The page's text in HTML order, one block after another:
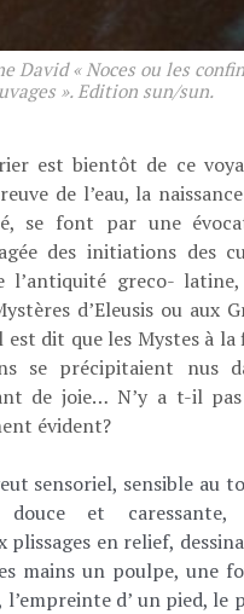
David « Noces ou les
». Edition sun/sun.
est bientôt de ce
de l’eau, la
se font par une
des initiations des
l’antiquité greco- latine,
d’Eleusis ou aux
dit que les Mystes à la
se précipitaient nus
de joie… N’y a t-il
évident?
sensoriel, sensible au
douce et caressante,
plissages en relief,
mains un poulpe, une
l’empreinte d’ un pied, le